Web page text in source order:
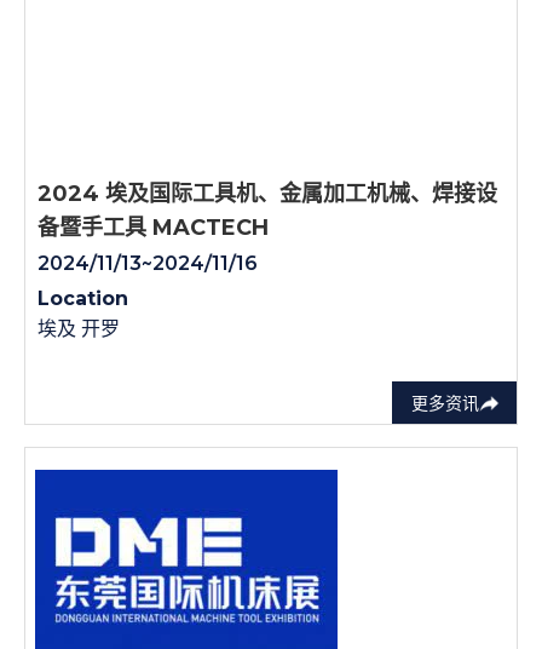
更多资讯
2024 埃及国际工具机、金属加工机械、焊接设
备暨手工具 MACTECH
2024/11/13~2024/11/16
Location
埃及 开罗